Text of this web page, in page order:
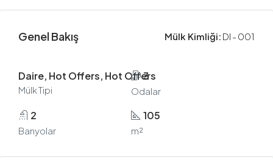
Genel Bakış Mülk Kimliği: DI - 001
Daire, Hot Offers, Hot Offers
Mülk Tipi
3
Odalar
2
Banyolar
105
m²